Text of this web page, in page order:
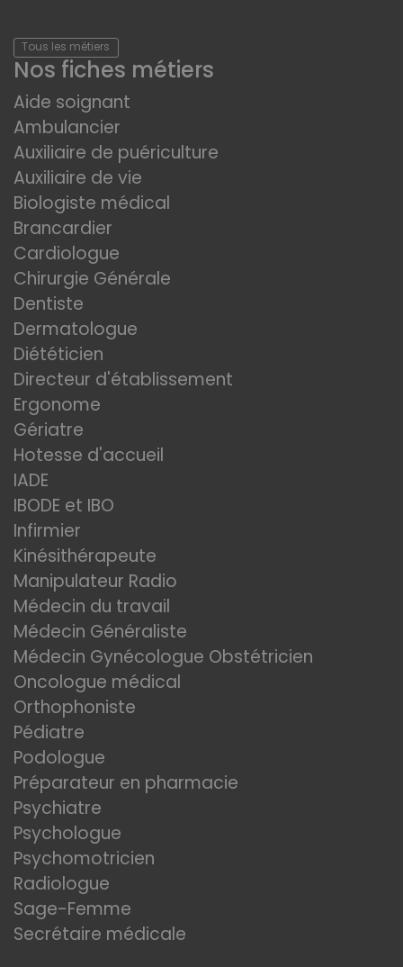
Tous les métiers
Nos fiches métiers
Aide soignant
Ambulancier
Auxiliaire de puériculture
Auxiliaire de vie
Biologiste médical
Brancardier
Cardiologue
Chirurgie Générale
Dentiste
Dermatologue
Diététicien
Directeur d'établissement
Ergonome
Gériatre
Hotesse d'accueil
IADE
IBODE et IBO
Infirmier
Kinésithérapeute
Manipulateur Radio
Médecin du travail
Médecin Généraliste
Médecin Gynécologue Obstétricien
Oncologue médical
Orthophoniste
Pédiatre
Podologue
Préparateur en pharmacie
Psychiatre
Psychologue
Psychomotricien
Radiologue
Sage-Femme
Secrétaire médicale